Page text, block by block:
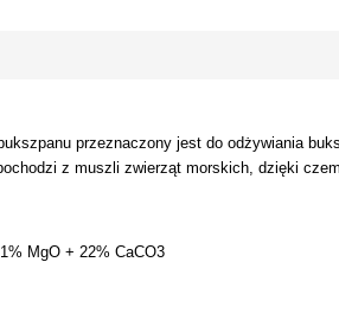
przeznaczony jest do odżywiania
z muszli zwierząt morskich, dzięki
MgO + 22% CaCO3